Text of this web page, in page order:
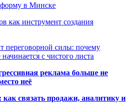
в Минске
как инструмент создания
переговорной силы: почему
с чистого листа
реклама больше не
неё
связать продажи, аналитику и